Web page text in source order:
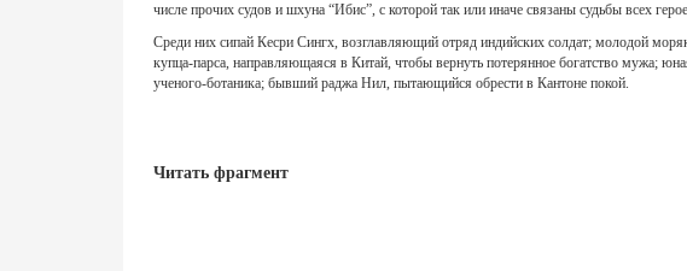
числе прочих судов и шхуна “Ибис”, с которой так или иначе связаны судьбы всех
Среди них сипай Кесри Сингх, возглавляющий отряд индийских солдат; молодой
купца-парса, направляющаяся в Китай, чтобы вернуть потерянное богатство мужа;
ученого-ботаника; бывший раджа Нил, пытающийся обрести в Кантоне покой.
Читать фрагмент
Франк Шетцинг